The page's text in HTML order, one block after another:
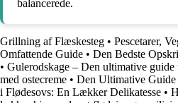
balancerede.
Grillning af Flæskesteg • Pescetarer,
Omfattende Guide • Den Bedste
• Gulerodskage – Den ultimative guide
med ostecreme • Den Ultimative
i Flødesovs: En Lækker Delikatesse •